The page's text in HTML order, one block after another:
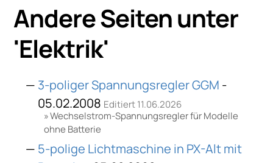
Andere Seiten unter
'Elektrik'
3-poliger Spannungsregler GGM -
05.02.2008 Editiert 11.06.2026
Wechselstrom-Spannungsregler für Modelle
ohne Batterie
5-polige Lichtmaschine in PX-Alt mit